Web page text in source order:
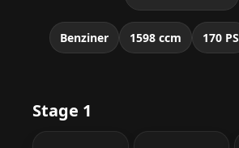
Benziner 1598 ccm 170 PS
Stage 1